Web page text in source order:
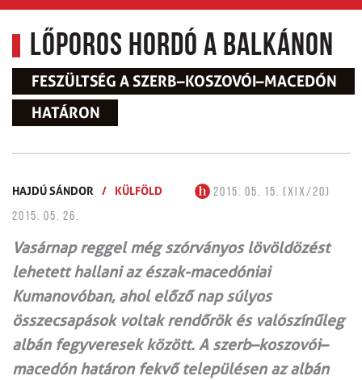
Lőporos hordó a Balkánon
FESZÜLTSÉG A SZERB–KOSZOVÓI–MACEDÓN
HATÁRON
HAJDÚ SÁNDOR / KÜLFÖLD
2015. 05. 15. (XIX/20)
2015. 05. 26.
Vasárnap reggel még szórványos lövöldözést
lehetett hallani az észak-macedóniai
Kumanovóban, ahol előző nap súlyos
összecsapások voltak rendőrök és valószínűleg
albán fegyveresek között. A szerb–koszovói–
macedón határon fekvő településen az albán